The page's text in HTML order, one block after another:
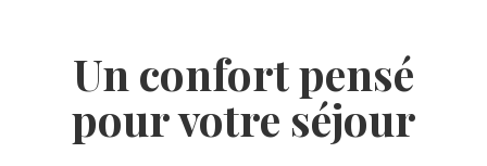
Un confort pensé
pour votre séjour